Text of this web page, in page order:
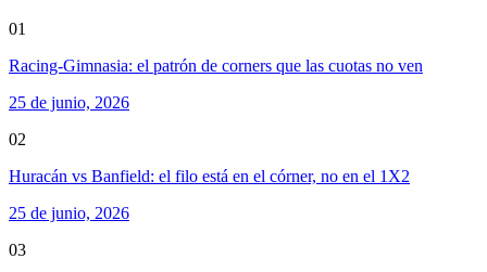
01
Racing-Gimnasia: el patrón de corners que las cuotas no ven
25 de junio, 2026
02
Huracán vs Banfield: el filo está en el córner, no en el 1X2
25 de junio, 2026
03